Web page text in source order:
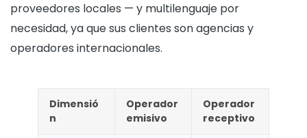
proveedores locales — y multilenguaje por
necesidad, ya que sus clientes son agencias y
operadores internacionales.
Dimensió
n
Operador
emisivo
Operador
receptivo